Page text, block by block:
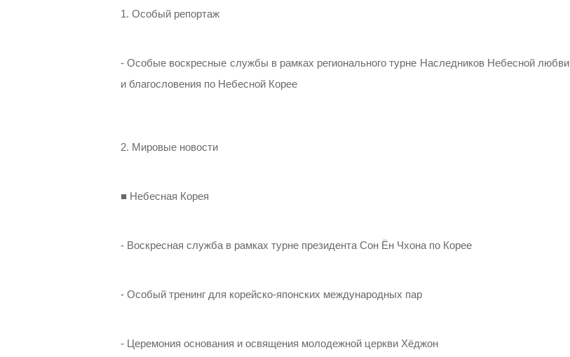
1. Особый репортаж
- Особые воскресные службы в рамках регионального турне Наследников Небесной любви
и благословения по Небесной Корее
2. Мировые новости
■ Небесная Корея
- Воскресная служба в рамках турне президента Сон Ён Чхона по Корее
- Особый тренинг для корейско-японских международных пар
- Церемония основания и освящения молодежной церкви Хёджон